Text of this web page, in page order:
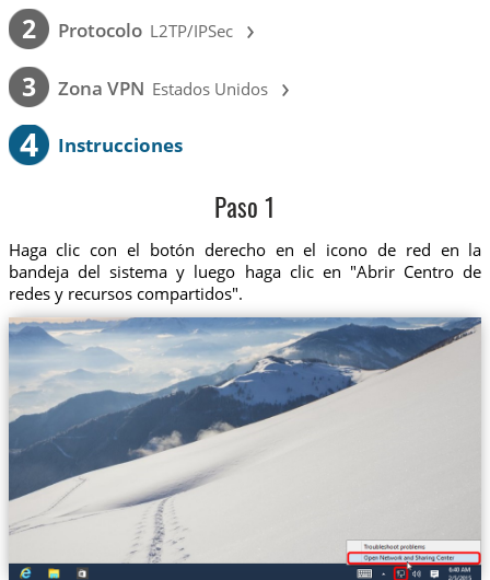
2 Protocolo L2TP/IPSec ›
3 Zona VPN Estados Unidos ›
4 Instrucciones
Paso 1
Haga clic con el botón derecho en el icono de red en la
bandeja del sistema y luego haga clic en "Abrir Centro de
redes y recursos compartidos".